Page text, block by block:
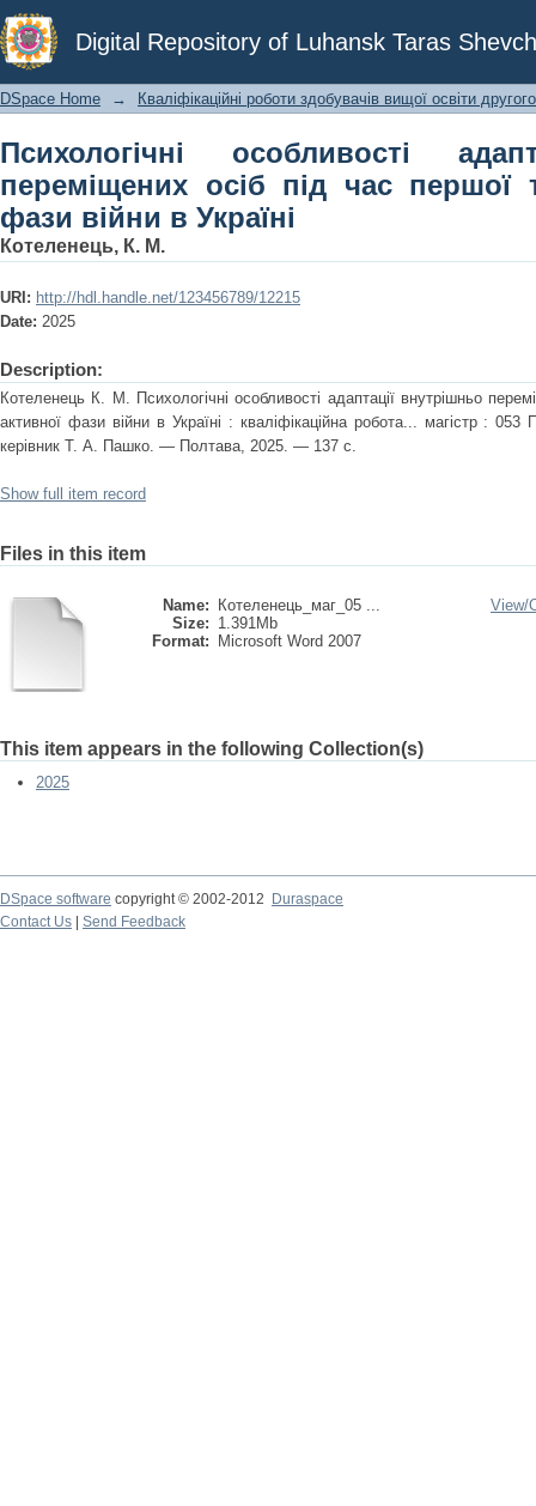
Digital Repository of Luhansk Taras
Психологічні особливості
першої та другої активної фази
DSpace Home → Кваліфікаційні роботи здобувачів вищої освіти
Психологічні особливості
переміщених осіб під час першої
фази війни в Україні
Котеленець, К. М.
URI: http://hdl.handle.net/123456789/12215
Date: 2025
Description:
Котеленець К. М. Психологічні особливості адаптації внутрішньо
активної фази війни в Україні : кваліфікаційна робота... магістр :
керівник Т. А. Пашко. — Полтава, 2025. — 137 с.
Show full item record
Files in this item
Name:
Котеленець_маг_05 ...
Size: 1.391Mb
Format:
Microsoft Word 2007
View/
This item appears in the following Collection(s)
2025
DSpace software copyright © 2002-2012
Duraspace
Contact Us
Send Feedback